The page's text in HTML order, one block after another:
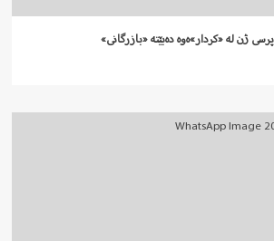
ژن لە «کردار»ەوە دەبێتە «بازرگانی»